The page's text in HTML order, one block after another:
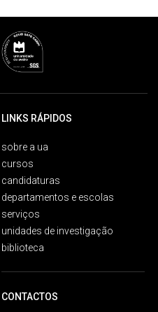
LINKS RÁPIDOS
sobre a ua
cursos
candidaturas
departamentos e escolas
serviços
unidades de investigação
biblioteca
CONTACTOS